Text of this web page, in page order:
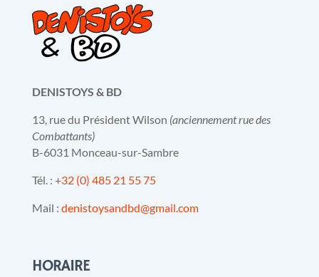
DENISTOYS & BD
13, rue du Président Wilson (anciennement rue des
Combattants)
B-6031 Monceau-sur-Sambre
Tél. : +32 (0) 485 21 55 75
Mail : denistoysandbd@gmail.com
HORAIRE